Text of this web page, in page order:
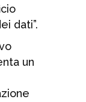
dati”.
un